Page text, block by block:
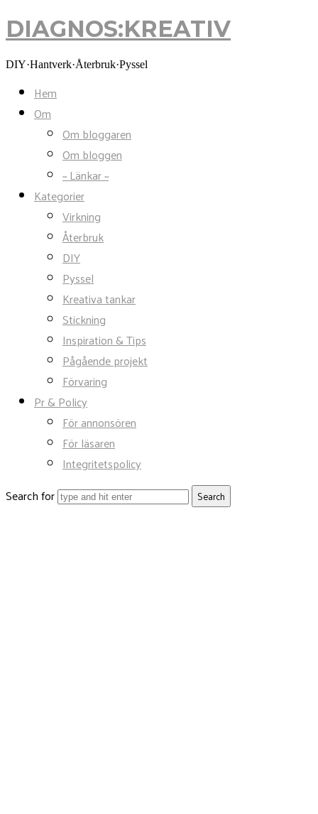
DIAGNOS:KREATIV
DIAGNOS:KREATIV
DIY·Hantverk·Återbruk·Pyssel
Hem
Om
Om bloggaren
Om bloggen
~ Länkar ~
Kategorier
Virkning
Återbruk
DIY
Pyssel
Kreativa tankar
Stickning
Inspiration & Tips
Pågående projekt
Förvaring
Pr & Policy
För annonsören
För läsaren
Integritetspolicy
Search for